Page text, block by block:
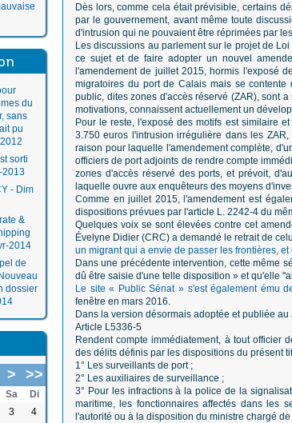
du
sans
pu
sorti
2013
- Dim
&
2014
de
dossier
> >>
Sa
Di
3
4
Dès lors, comme cela était prévisible, certains
par le gouvernement, avant même toute
d'intrusion qui ne pouvaient être réprimées par
Les discussions au parlement sur le projet de
ce sujet et de faire adopter un nouvel
l'amendement de juillet 2015, hormis l'exposé
migratoires du port de Calais mais se
public, dites zones d'accès réservé (ZAR), sont
motivations, connaissent actuellement un
Pour le reste, l'exposé des motifs est similaire
3.750 euros l'intrusion irrégulière dans les
raison pour laquelle l'amendement complète,
officiers de port adjoints de rendre compte
zones d'accès réservé des ports, et prévoit,
laquelle ouvre aux enquêteurs des moyens
Comme en juillet 2015, l'amendement est
dispositions prévues par l'article L. 2242‑4 du
Quelques voix se sont élevées contre cet
Évelyne Didier (CRC) a demandé le retrait de
un migrant qui a envie de passer les frontières,
Dans une précédente intervention, cette même
dû être saisie d'une telle disposition » et qu'elle
Le site « Public Sénat » s'est également ému
fenêtre en mars 2016.
Dans la version désormais adoptée et publiée
Article L5336-5
Rendent compte immédiatement, à tout
des délits définis par les dispositions du présent
1° Les surveillants de port ;
2° Les auxiliaires de surveillance ;
3° Pour les infractions à la police de la
maritime, les fonctionnaires affectés dans les
l'autorité ou à la disposition du ministre chargé